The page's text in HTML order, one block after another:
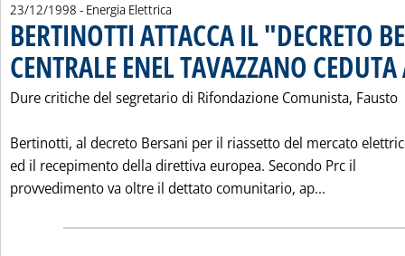
23/12/1998 - Energia Elettrica
BERTINOTTI ATTACCA IL "DECRETO
CENTRALE ENEL TAVAZZANO
Dure critiche del segretario di Rifondazione Comunista, Fausto
Bertinotti, al decreto Bersani per il riassetto del mercato
ed il recepimento della direttiva europea. Secondo Prc il
provvedimento va oltre il dettato comunitario, ap...